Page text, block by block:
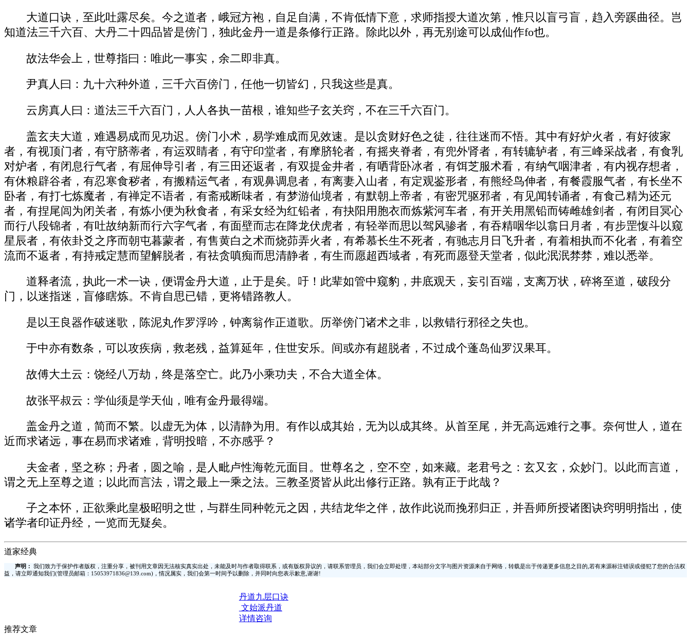
大道口诀，至此吐露尽矣。今之道者，峨冠方袍，自足自满，不肯低情下意，求师指授大道次第，惟只以盲弓盲，趋入旁蹊曲径。岂
知道法三千六百、大丹二十四品皆是傍门，独此金丹一道是条修行正路。除此以外，再无别途可以成仙作fo也。
故法华会上，世尊指曰：唯此一事实，余二即非真。
尹真人曰：九十六种外道，三千六百傍门，任他一切皆幻，只我这些是真。
云房真人曰：道法三千六百门，人人各执一苗根，谁知些子玄关窍，不在三千六百门。
盖玄夫大道，难遇易成而见功迟。傍门小术，易学难成而见效速。是以贪财好色之徒，往往迷而不悟。其中有好炉火者，有好彼家
者，有视顶门者，有守脐蒂者，有运双睛者，有守印堂者，有摩脐轮者，有摇夹脊者，有兜外肾者，有转辘轳者，有三峰采战者，有食乳
对炉者，有闭息行气者，有屈伸导引者，有三田还返者，有双提金井者，有哂背卧冰者，有饵芝服术看，有纳气咽津者，有内视存想者，
有休粮辟谷者，有忍寒食秽者，有搬精运气者，有观鼻调息者，有离妻入山者，有定观鉴形者，有熊经鸟伸者，有餐霞服气者，有长坐不
卧者，有打七炼魔者，有禅定不语者，有斋戒断味者，有梦游仙境者，有默朝上帝者，有密咒驱邪者，有见闻转诵者，有食己精为还元
者，有捏尾闾为闭关者，有炼小便为秋食者，有采女经为红铅者，有抉阳用胞衣而炼紫河车者，有开关用黑铅而铸雌雄剑者，有闭目冥心
而行八段锦者，有吐故纳新而行六字气者，有面壁而志在降龙伏虎者，有轻举而思以驾风骖者，有吞精咽华以翕日月者，有步罡愎斗以窥
星辰者，有依卦爻之序而朝屯暮蒙者，有售黄白之术而烧茆弄火者，有希慕长生不死者，有驰志月日飞升者，有着相执而不化者，有着空
流而不返者，有持戒定慧而望解脱者，有祛贪嗔痴而思清静者，有生而愿超西域者，有死而愿登天堂者，似此泯泯棼棼，难以悉举。
道释者流，执此一术一诀，便谓金丹大道，止于是矣。吁！此辈如管中窥豹，井底观天，妄引百端，支离万状，碎将至道，破段分
门，以迷指迷，盲修瞎炼。不肯自思已错，更将错路教人。
是以王良器作破迷歌，陈泥丸作罗浮吟，钟离翁作正道歌。历举傍门诸术之非，以救错行邪径之失也。
于中亦有数条，可以攻疾病，救老残，益算延年，住世安乐。间或亦有超脱者，不过成个蓬岛仙罗汉果耳。
故傅大土云：饶经八万劫，终是落空亡。此乃小乘功夫，不合大道全体。
故张平叔云：学仙须是学天仙，唯有金丹最得端。
盖金丹之道，简而不繁。以虚无为体，以清静为用。有作以成其始，无为以成其终。从首至尾，并无高远难行之事。奈何世人，道在
近而求诸远，事在易而求诸难，背明投暗，不亦感乎？
夫金者，坚之称；丹者，圆之喻，是人毗卢性海乾元面目。世尊名之，空不空，如来藏。老君号之：玄又玄，众妙门。以此而言道，
谓之无上至尊之道；以此而言法，谓之最上一乘之法。三教圣贤皆从此出修行正路。孰有正于此哉？
子之本怀，正欲乘此皇极昭明之世，与群生同种乾元之因，共结龙华之伴，故作此说而挽邪归正，并吾师所授诸图诀窍明明指出，使
诸学者印证丹经，一览而无疑矣。
道家经典
声明：
我们致力于保护作者版权，注重分享，被刊用文章因无法核实真实出处，未能及时与作者取得联系，或有版权异议的，请联系管理员，我们会立即处理，本站部分文字与图片资源来自于网络，转载是出于传递更多信息之目的,若有来源标注错误或侵犯了您的合法权
益，请立即通知我们(管理员邮箱：15053971836@139.com)，情况属实，我们会第一时间予以删除，并同时向您表示歉意,谢谢!
丹道九层口诀
文始派丹道
详情咨询
推荐文章